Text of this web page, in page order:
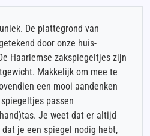
De plattegrond van
door onze huis-
Haarlemse zakspiegeltjes zijn
Makkelijk om mee te
een mooi aandenken
passen
Je weet dat er altijd
je een spiegel nodig hebt,